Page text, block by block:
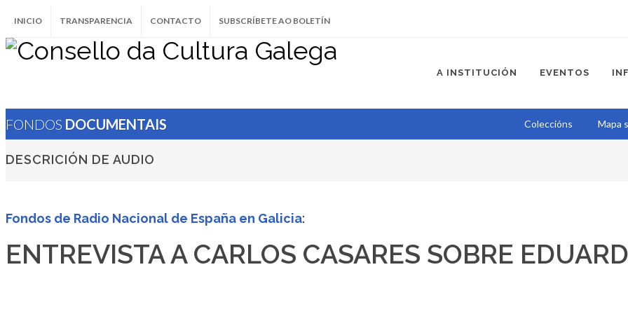
INICIO TRANSPARENCIA CONTACTO SUBSCRÍBETE AO BOLETÍN
A INSTITUCIÓN EVENTOS
FONDOS DOCUMENTAIS Coleccións Mapa
DESCRICIÓN DE AUDIO
Fondos de Radio Nacional de España en Galicia:
ENTREVISTA A CARLOS CASARES SOBRE